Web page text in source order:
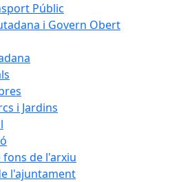
Públic
i Govern Obert
i Jardins
fons de l'arxiu
l'ajuntament